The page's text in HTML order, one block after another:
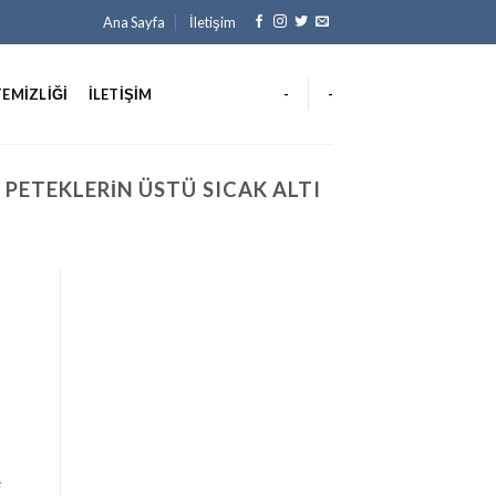
Ana Sayfa İletişim
İLETIŞIM - -
ÜSTÜ SICAK ALTI